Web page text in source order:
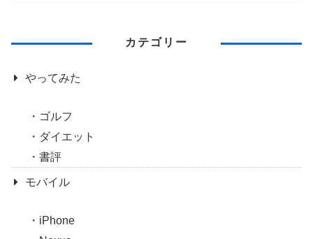
カテゴリー
やってみた
ゴルフ
ダイエット
書評
モバイル
iPhone